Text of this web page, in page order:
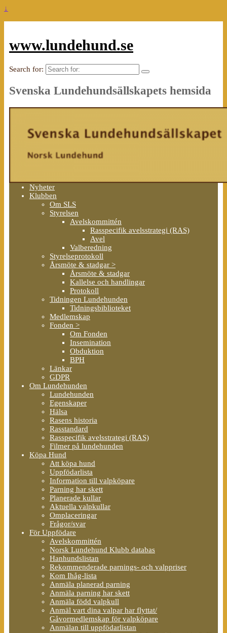
↓
www.lundehund.se
Search for:
Svenska Lundehundsällskapets hemsida
Nyheter
Klubben
Om SLS
Styrelsen
Avelskommittén
Rasspecifik avelsstrategi (RAS)
Avel
Valberedning
Styrelseprotokoll
Årsmöte & stadgar >
Årsmöte & stadgar
Kallelse och handlingar
Protokoll
Tidningen Lundehunden
Tidningsbiblioteket
Medlemskap
Fonden >
Om Fonden
Insemination
Obduktion
BPH
Länkar
GDPR
Om Lundehunden
Lundehunden
Egenskaper
Hälsa
Rasens historia
Rasstandard
Rasspecifik avelsstrategi (RAS)
Filmer på lundehunden
Köpa Hund
Att köpa hund
Uppfödarlista
Information till valpköpare
Parning har skett
Planerade kullar
Aktuella valpkullar
Omplaceringar
Frågor/svar
För Uppfödare
Avelskommittén
Norsk Lundehund Klubb databas
Hanhundslistan
Rekommenderade parnings- och valppriser
Kom Ihåg-lista
Anmäla planerad parning
Anmäla parning har skett
Anmäla född valpkull
Anmäl vart dina valpar har flyttat/
Gåvormedlemskap för valpköpare
Anmälan till uppfödarlistan